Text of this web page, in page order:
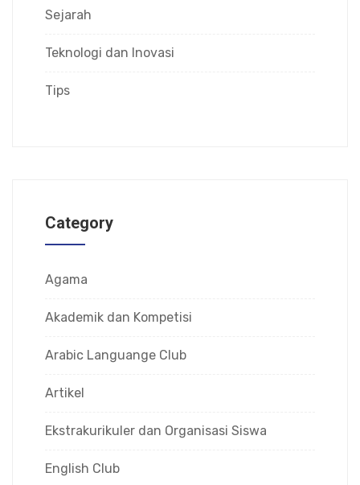
Sejarah
Teknologi dan Inovasi
Tips
Category
Agama
Akademik dan Kompetisi
Arabic Languange Club
Artikel
Ekstrakurikuler dan Organisasi Siswa
English Club